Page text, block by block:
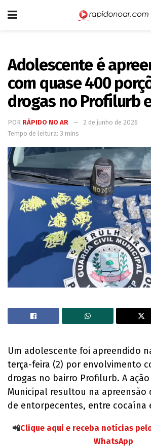
Adolescente é
com quase 400
drogas no Profilurb
POR RÁPIDO NO AR
2 de junho de 2026
Tempo de leitura: 3 mins
Um adolescente foi apreendido
terça-feira (2) por envolvimento
drogas no bairro Profilurb. A ação
Municipal resultou na apreensão
de entorpecentes, entre cocaína
📲Clique aqui e receba notícias
WhatsApp